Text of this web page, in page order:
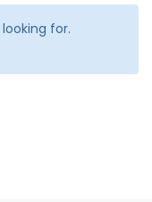
for.